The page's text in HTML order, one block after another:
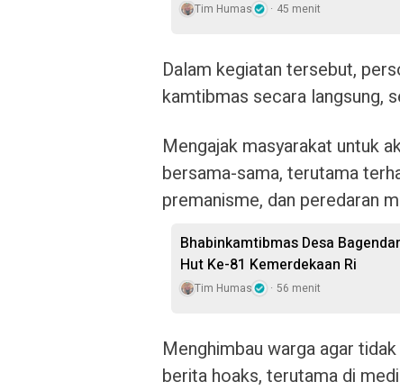
Tim Humas 45 menit
Dalam kegiatan tersebut,
kamtibmas secara langsung,
Mengajak masyarakat untuk
bersama-sama, terutama
premanisme, dan peredaran
Bhabinkamtibmas Desa
Hut Ke-81 Kemerdekaan Ri
Tim Humas 56 menit
Menghimbau warga agar
berita hoaks, terutama di